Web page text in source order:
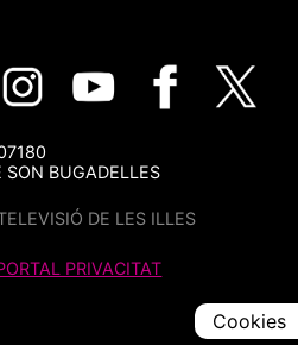
SON BUGADELLES
DE LES ILLES
PRIVACITAT
Cookies